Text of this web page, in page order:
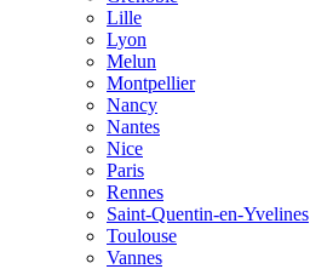
Lille
Lyon
Melun
Montpellier
Nancy
Nantes
Nice
Paris
Rennes
Saint-Quentin-en-Yvelines
Toulouse
Vannes